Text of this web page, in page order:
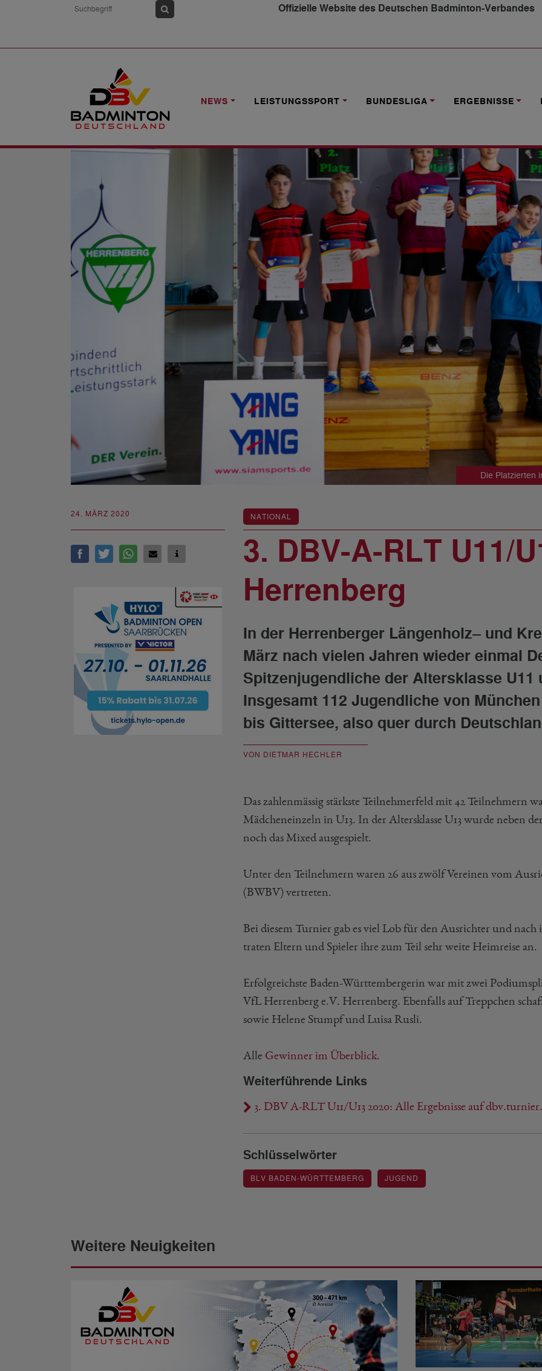
Offizielle Website des Deutschen Badminton-Verbandes
NEWS LEISTUNGSSPORT BUNDESLIGA ERGEBNISSE
NEWS
Die Platzierten
24. MÄRZ 2020 NATIONAL
3. DBV-A-RLT U11/
Herrenberg
In der Herrenberger Längenholz– und
März nach vielen Jahren wieder einmal
Spitzenjugendliche der Altersklasse U11
Insgesamt 112 Jugendliche von
bis Gittersee, also quer durch
VON DIETMAR HECHLER
Das zahlenmässig stärkste Teilnehmerfeld mit 42 Teilnehmern
Mädcheneinzeln in U13. In der Altersklasse U13 wurde neben
noch das Mixed ausgespielt.
Unter den Teilnehmern waren 26 aus zwölf Vereinen vom
(BWBV) vertreten.
Bei diesem Turnier gab es viel Lob für den Ausrichter und nach
traten Eltern und Spieler ihre zum Teil sehr weite Heimreise an.
Erfolgreichste Baden-Württembergerin war mit zwei
VfL Herrenberg e.V. Herrenberg. Ebenfalls auf Treppchen
sowie Helene Stumpf und Luisa Rusli.
Alle Gewinner im Überblick.
Weiterführende Links
3. DBV A-RLT U11/U13 2020: Alle Ergebnisse auf
Schlüsselwörter
BLV BADEN-WÜRTTEMBERG JUGEND
Weitere Neuigkeiten